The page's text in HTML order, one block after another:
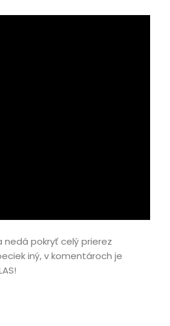
pokryť celý prierez
iný, v komentároch je